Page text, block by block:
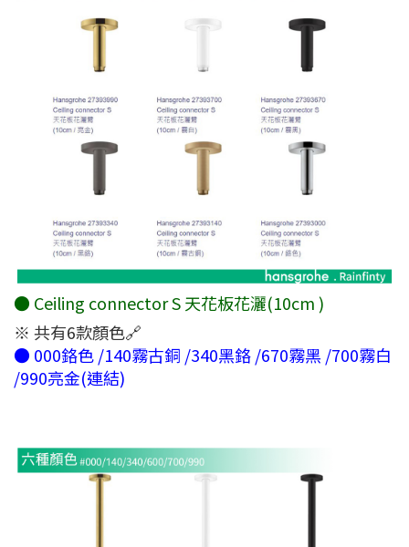
● Ceiling connector S 天花板花灑(10cm )
※ 共有6款顏色🔗
● 000鉻色 /140霧古銅 /340黑鉻 /670霧黑 /700霧白
/990亮金(連結)